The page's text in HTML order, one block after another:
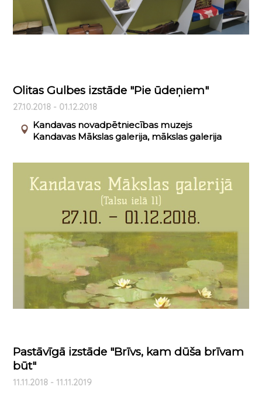
Olitas Gulbes izstāde "Pie ūdeņiem"
27.10.2018 - 01.12.2018
Kandavas novadpētniecības muzejs
Kandavas Mākslas galerija, mākslas galerija
Pastāvīgā izstāde "Brīvs, kam dūša brīvam
būt"
11.11.2018 - 11.11.2019